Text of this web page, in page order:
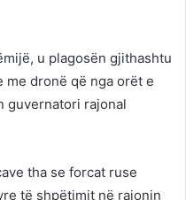
u plagosën gjithashtu
me dronë që nga orët e
guvernatori rajonal
tha se forcat ruse
të shpëtimit në rajonin